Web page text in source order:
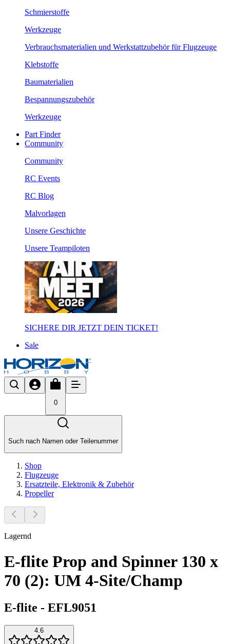
Schmierstoffe
Werkzeuge
Verbrauchsmaterialien und Werkstattzubehör für Flugzeuge
Klebstoffe
Baumaterialien
Bespannungszubehör
Werkzeuge
Part Finder
Community
Community
RC Events
RC Blog
Malvorlagen
Unsere Geschichte
Unsere Teampiloten
SICHERE DIR JETZT DEIN TICKET!
Sale
0
Such nach Namen oder Teilenummer
Shop
Flugzeuge
Ersatzteile, Elektronik & Zubehör
Propeller
Lagernd
E-flite Prop and Spinner 130 x
70 (2): UM 4-Site/Champ
E-flite - EFL9051
4.6